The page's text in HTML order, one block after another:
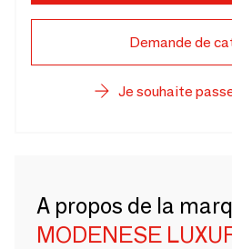
Demande de
Je souhaite
A propos de la
MODENESE